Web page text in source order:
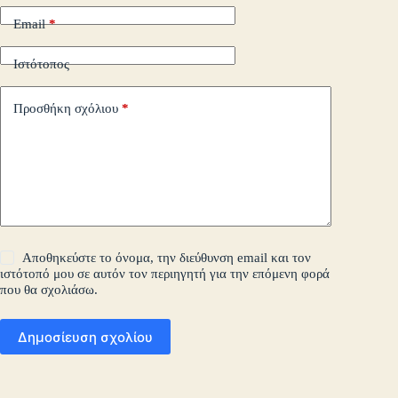
Email*
Ιστότοπος
Προσθήκη σχόλιου *
Αποθηκεύστε το όνομα, την διεύθυνση email και τον
ιστότοπό μου σε αυτόν τον περιηγητή για την επόμενη φορά
που θα σχολιάσω.
Δημοσίευση σχολίου